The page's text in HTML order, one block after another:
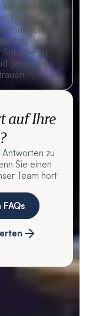
rund 60
Diese
zu
zu
gewinnen
auf Ihre
Antworten zu
Sie einen
Team hört